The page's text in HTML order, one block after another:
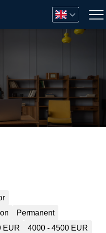
Permanent
EUR 4000 - 4500 EUR